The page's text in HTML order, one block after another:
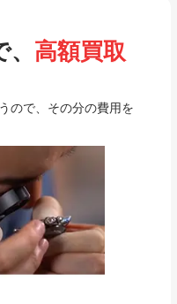
高額買取
ので、その分の費用を